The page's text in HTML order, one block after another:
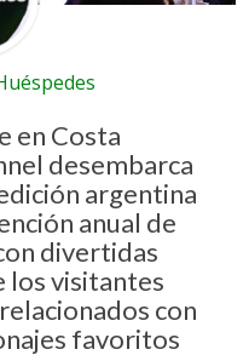
en Costa
desembarca
argentina
anual de
divertidas
los visitantes
con
favoritos